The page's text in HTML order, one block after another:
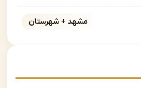
مشهد + شهرستان